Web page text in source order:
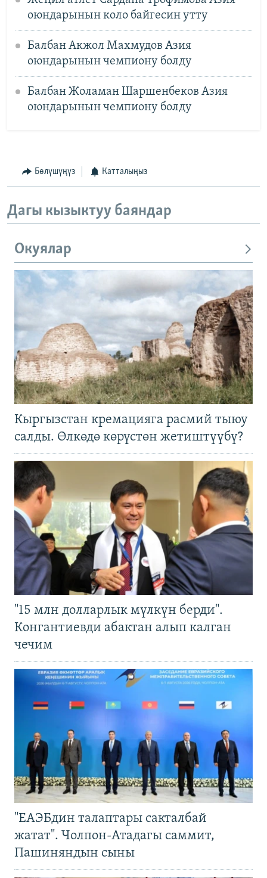
оюндарынын коло байгесин утту
Балбан Акжол Махмудов Азия
оюндарынын чемпиону болду
Балбан Жоламан Шаршенбеков Азия
оюндарынын чемпиону болду
Бөлүшүңүз Катталыңыз
Дагы кызыктуу баяндар
Окуялар
Кыргызстан кремацияга расмий тыюу
салды. Өлкөдө көрүстөн жетиштүүбү?
"15 млн долларлык мүлкүн берди".
Конгантиевди абактан алып калган
чечим
"ЕАЭБдин талаптары сакталбай
жатат". Чолпон-Атадагы саммит,
Пашиняндын сыны